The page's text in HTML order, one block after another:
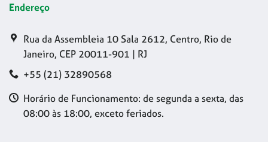
Endereço
Rua da Assembleia 10 Sala 2612, Centro, Rio de
Janeiro, CEP 20011-901 | RJ
+55 (21) 32890568
Horário de Funcionamento: de segunda a sexta, das
08:00 às 18:00, exceto feriados.